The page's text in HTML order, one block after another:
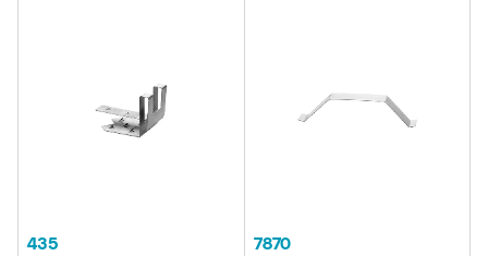
435 7870